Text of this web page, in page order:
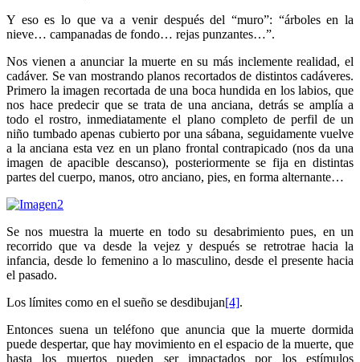
Y eso es lo que va a venir después del “muro”: “árboles en la
nieve… campanadas de fondo… rejas punzantes…”.
Nos vienen a anunciar la muerte en su más inclemente realidad, el
cadáver. Se van mostrando planos recortados de distintos cadáveres.
Primero la imagen recortada de una boca hundida en los labios, que
nos hace predecir que se trata de una anciana, detrás se amplía a
todo el rostro, inmediatamente el plano completo de perfil de un
niño tumbado apenas cubierto por una sábana, seguidamente vuelve
a la anciana esta vez en un plano frontal contrapicado (nos da una
imagen de apacible descanso), posteriormente se fija en distintas
partes del cuerpo, manos, otro anciano, pies, en forma alternante…
Se nos muestra la muerte en todo su desabrimiento pues, en un
recorrido que va desde la vejez y después se retrotrae hacia la
infancia, desde lo femenino a lo masculino, desde el presente hacia
el pasado.
Los límites como en el sueño se desdibujan[4].
Entonces suena un teléfono que anuncia que la muerte dormida
puede despertar, que hay movimiento en el espacio de la muerte, que
hasta los muertos pueden ser impactados por los estímulos